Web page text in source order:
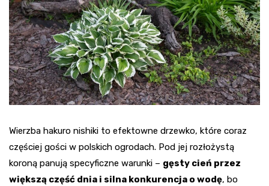
Wierzba hakuro nishiki to efektowne drzewko, które coraz
częściej gości w polskich ogrodach. Pod jej rozłożystą
koroną panują specyficzne warunki – gęsty cień przez
większą część dnia i silna konkurencja o wodę, bo